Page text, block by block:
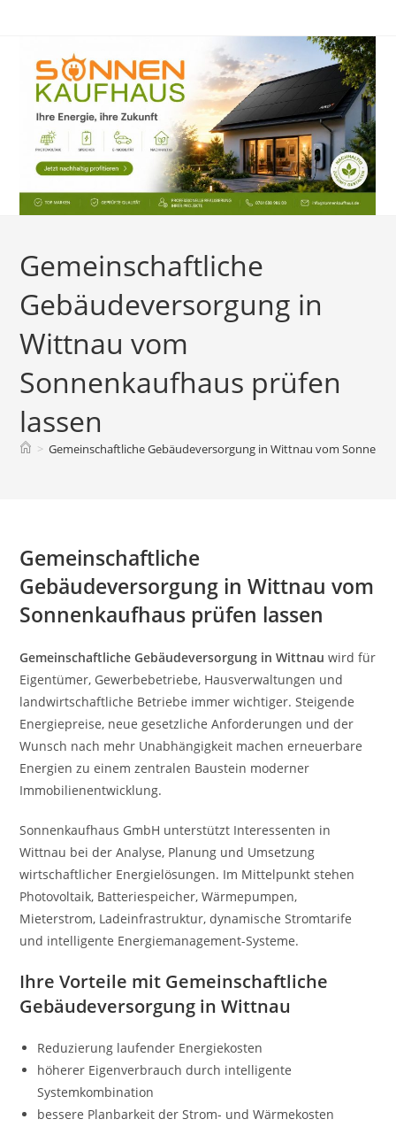
Gemeinschaftliche
Gebäudeversorgung in
Wittnau vom
Sonnenkaufhaus prüfen
lassen
> Gemeinschaftliche Gebäudeversorgung in Wittnau vom
Gemeinschaftliche
Gebäudeversorgung in Wittnau vom
Sonnenkaufhaus prüfen lassen
Gemeinschaftliche Gebäudeversorgung in Wittnau wird für
Eigentümer, Gewerbebetriebe, Hausverwaltungen und
landwirtschaftliche Betriebe immer wichtiger. Steigende
Energiepreise, neue gesetzliche Anforderungen und der
Wunsch nach mehr Unabhängigkeit machen erneuerbare
Energien zu einem zentralen Baustein moderner
Immobilienentwicklung.
Sonnenkaufhaus GmbH unterstützt Interessenten in
Wittnau bei der Analyse, Planung und Umsetzung
wirtschaftlicher Energielösungen. Im Mittelpunkt stehen
Photovoltaik, Batteriespeicher, Wärmepumpen,
Mieterstrom, Ladeinfrastruktur, dynamische Stromtarife
und intelligente Energiemanagement-Systeme.
Ihre Vorteile mit Gemeinschaftliche
Gebäudeversorgung in Wittnau
Reduzierung laufender Energiekosten
höherer Eigenverbrauch durch intelligente
Systemkombination
bessere Planbarkeit der Strom- und Wärmekosten